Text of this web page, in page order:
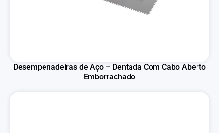
Desempenadeiras de Aço – Dentada Com Cabo Aberto
Emborrachado